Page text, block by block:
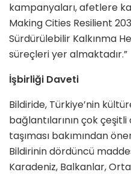
kampanyaları, afetlere
Making Cities Resilient
Sürdürülebilir Kalkınma
süreçleri yer almaktadır.”
İşbirliği Daveti
Bildiride, Türkiye’nin
bağlantılarının çok
taşıması bakımından
Bildirinin dördüncü
Karadeniz, Balkanlar,